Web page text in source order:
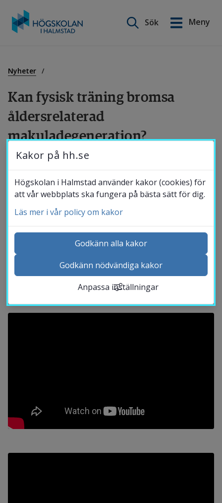
innehåll
Sök
Meny
Nyheter
Kan fysisk träning bromsa
åldersrelaterad
makuladegeneration?
Kan fysisk träning förebygga och minska
negativa hälsoeffekter hos personer som har
ögonsjukdomen åldersrelaterad
makuladegeneration (AMD)? Det har
forskarna i forskningsprojektet ”Kan du se
framtiden?” undersökt. I tre delar kan du
följa deltagarna som alla har drabbats av
sjukdomen, under ett års träning. Vad känner
de för skillnad i dag?
English
Utbildning
Forskning
Samverkan
Om Högskolan
Bibliotek
Kontakta och besök oss
Kalender
Kakor på hh.se
Högskolan i Halmstad använder kakor (cookies) för
att vår webbplats ska fungera på bästa sätt för dig.
Läs mer i vår policy om kakor
Godkänn alla kakor
Godkänn nödvändiga kakor
Anpassa inställningar